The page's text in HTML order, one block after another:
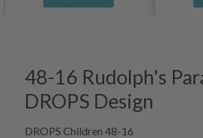
48-16 Rudolph's
DROPS Design
DROPS Children 48-16